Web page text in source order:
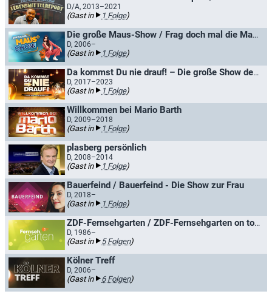
D/A, 2013–2021
(Gast in 1 Folge)
Die große Maus-Show / Frag doch mal die Maus
D, 2006–
(Gast in 1 Folge)
Da kommst Du nie drauf! – Die große Show der schrägen Fragen
D, 2017–2023
(Gast in 1 Folge)
Willkommen bei Mario Barth
D, 2009–2018
(Gast in 1 Folge)
plasberg persönlich
D, 2008–2014
(Gast in 1 Folge)
Bauerfeind / Bauerfeind - Die Show zur Frau
D, 2018–
(Gast in 1 Folge)
ZDF-Fernsehgarten / ZDF-Fernsehgarten on tour
D, 1986–
(Gast in 5 Folgen)
Kölner Treff
D, 2006–
(Gast in 6 Folgen)